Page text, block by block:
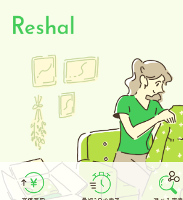
リシャールの特徴
買取方法のご案内
取扱いブランド
よくあるご質問